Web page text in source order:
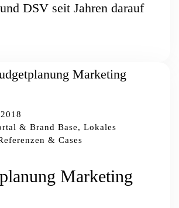
DSV seit Jahren darauf
& Brand Base, Lokales
& Cases
Marketing